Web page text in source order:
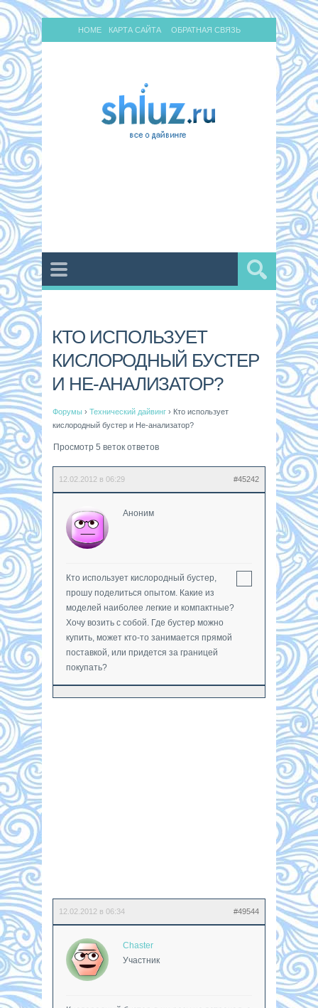
HOME КАРТА САЙТА ОБРАТНАЯ СВЯЗЬ
КТО ИСПОЛЬЗУЕТ
КИСЛОРОДНЫЙ БУСТЕР
И НЕ-АНАЛИЗАТОР?
Форумы › Технический дайвинг › Кто использует
кислородный бустер и Не-анализатор?
Просмотр 5 веток ответов
12.02.2012 в 06:29 #45242
Аноним
Кто использует кислородный бустер,
прошу поделиться опытом. Какие из
моделей наиболее легкие и компактные?
Хочу возить с собой. Где бустер можно
купить, может кто-то занимается прямой
поставкой, или придется за границей
покупать?
12.02.2012 в 06:34 #49544
Chaster
Участник